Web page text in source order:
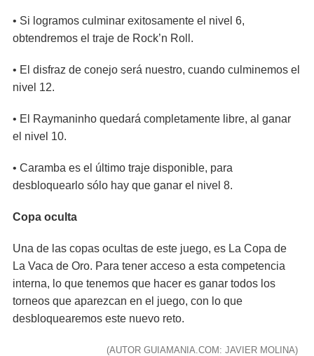
• Si logramos culminar exitosamente el nivel 6,
obtendremos el traje de Rock’n Roll.
• El disfraz de conejo será nuestro, cuando culminemos el
nivel 12.
• El Raymaninho quedará completamente libre, al ganar
el nivel 10.
• Caramba es el último traje disponible, para
desbloquearlo sólo hay que ganar el nivel 8.
Copa oculta
Una de las copas ocultas de este juego, es La Copa de
La Vaca de Oro. Para tener acceso a esta competencia
interna, lo que tenemos que hacer es ganar todos los
torneos que aparezcan en el juego, con lo que
desbloquearemos este nuevo reto.
(AUTOR GUIAMANIA.COM: JAVIER MOLINA)